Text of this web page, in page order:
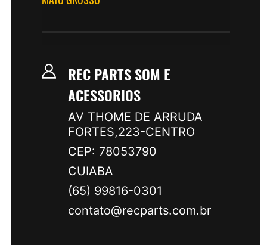
REC PARTS SOM E
ACESSORIOS
AV THOME DE ARRUDA
FORTES,223-CENTRO
CEP: 78053790
CUIABA
(65) 99816-0301
contato@recparts.com.br